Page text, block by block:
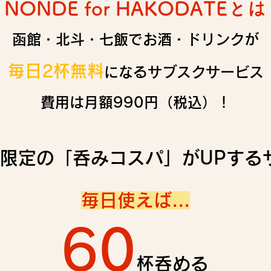
NONDE for HAKODATEとは
函館・北斗・ 七飯でお酒・ドリンクが
毎日2杯無料になるサブスクサービス
費用は月額990円（税込）！
定の「呑みコスパ」がUPする
60 杯呑める
毎日使えば...